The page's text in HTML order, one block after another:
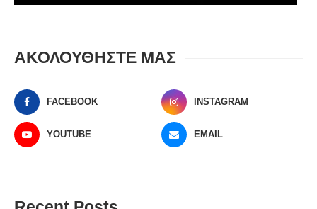
ΑΚΟΛΟΥΘΗΣΤΕ ΜΑΣ
FACEBOOK INSTAGRAM
YOUTUBE EMAIL